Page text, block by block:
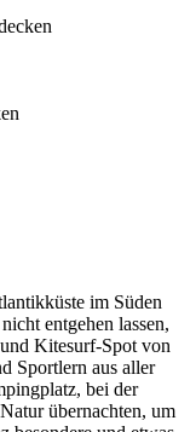
im Süden
entgehen lassen,
Kitesurf-Spot von
Sportlern aus aller
bei der
übernachten, um